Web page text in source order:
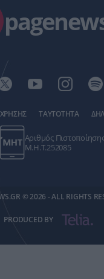
ΤΑΥΤΟΤΗΤΑ
Αριθμός
Μ.Η.Τ.252085
© 2026 - ALL RIGHTS
PRODUCED BY